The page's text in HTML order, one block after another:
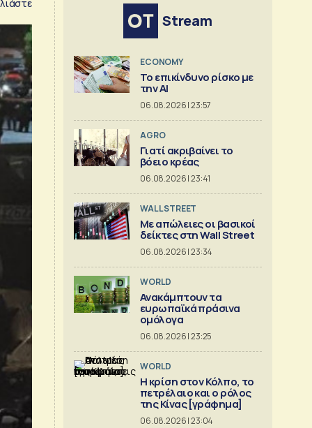
Stream
ECONOMY
Το επικίνδυνο ρίσκο με
την ΑΙ
06.08.2026 | 23:57
AGRO
Γιατί ακριβαίνει το
βόειο κρέας
06.08.2026 | 23:41
WALL STREET
Με απώλειες οι βασικοί
δείκτες στη Wall Street
06.08.2026 | 23:34
WORLD
Ανακάμπτουν τα
ευρωπαϊκά πράσινα
ομόλογα
06.08.2026 | 23:25
WORLD
Η κρίση στoν Κόλπο, το
πετρέλαιο και ο ρόλος
της Κίνας [γράφημα]
06.08.2026 | 23:04